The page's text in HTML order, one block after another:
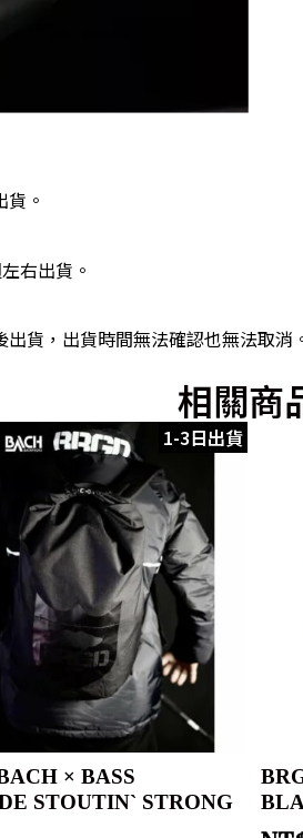
。
右出貨。
貨，出貨時間無法確認也無法取消
相關商
1-3日出貨
× BASS
STOUTIN` STRONG